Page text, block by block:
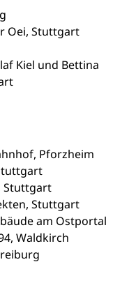
Oei, Stuttgart
Kiel und Bettina
Pforzheim
Stuttgart
Stuttgart
am Ostportal
Waldkirch